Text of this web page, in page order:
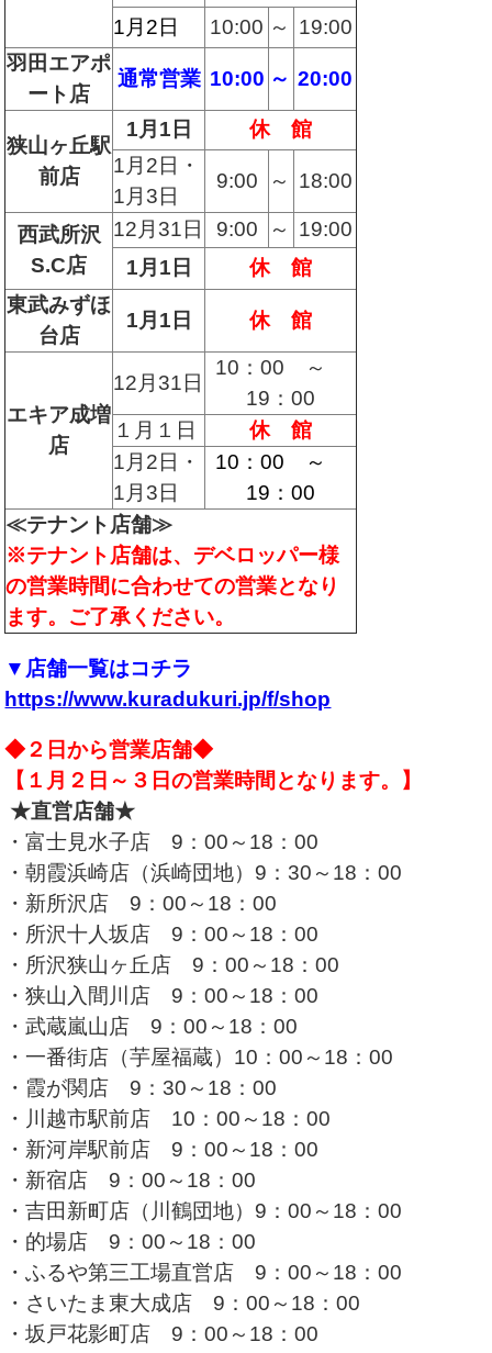
1月2日
10:00 ～ 19:00
羽田エアポ
ート店
通常営業 10:00 ～ 20:00
狭山ヶ丘駅
前店
1月1日
休 館
1月2日・
1月3日
9:00 ～ 18:00
西武所沢
S.C店
12月31日 9:00 ～
19:00
1月1日
休 館
東武みずほ
台店
1月1日 休 館
エキア成増
店
12月31日
10：00 ～
19：00
１月１日
休 館
1月2日・
1月3日
10：00 ～
19：00
≪テナント店舗≫
※テナント店舗は、デベロッパー様
の営業時間に合わせての営業となり
ます。 ご了承ください。
▼店舗一覧はコチラ
https://www.kuradukuri.jp/f/shop
◆２日から営業店舗◆
【１月２日～３日の営業時間となります。】
★直営店舗★
・富士見水子店 9：00～18：00
・朝霞浜崎店（浜崎団地）9：30～18：00
・新所沢店 9：00～18：00
・所沢十人坂店 9：00～18：00
・所沢狭山ヶ丘店 9：00～18：00
・狭山入間川店 9：00～18：00
・武蔵嵐山店 9：00～18：00
・一番街店（芋屋福蔵）10：00～18：00
・霞が関店 9：30～18：00
・川越市駅前店 10：00～18：00
・新河岸駅前店 9：00～18：00
・新宿店 9：00～18：00
・吉田新町店（川鶴団地）9：00～18：00
・的場店 9：00～18：00
・ふるや第三工場直営店 9：00～18：00
・さいたま東大成店 9：00～18：00
・坂戸花影町店 9：00～18：00